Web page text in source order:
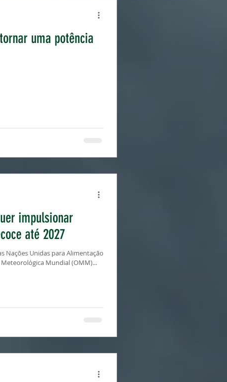
uma potência
impulsionar
até 2027
Nações Unidas para Alimentação
Mundial (OMM)...